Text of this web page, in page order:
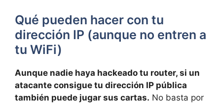
Qué pueden hacer con tu
dirección IP (aunque no entren a
tu WiFi)
Aunque nadie haya hackeado tu router, si un
atacante consigue tu dirección IP pública
también puede jugar sus cartas. No basta por